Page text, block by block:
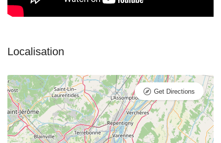
Get Directions